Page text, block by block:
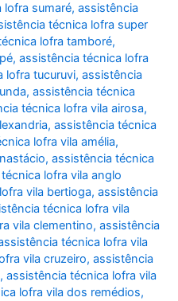
lofra sumaré,assistência
técnica lofra super
lofra tamboré,
,assistência técnica lofra
lofra tucuruvi,assistência
,assistência técnica
técnica lofra vila airosa,
,assistência técnica
lofra vila amélia,
,assistência técnica
lofra vila anglo
vila bertioga,assistência
técnica lofra vila
vila clementino,assistência
técnica lofra vila
vila cruzeiro,assistência
,assistência técnica lofra vila
lofra vila dos remédios,